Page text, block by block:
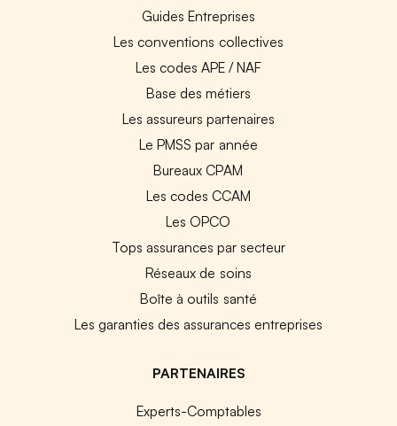
Guides Entreprises
Les conventions collectives
Les codes APE / NAF
Base des métiers
Les assureurs partenaires
Le PMSS par année
Bureaux CPAM
Les codes CCAM
Les OPCO
Tops assurances par secteur
Réseaux de soins
Boîte à outils santé
Les garanties des assurances entreprises
PARTENAIRES
Experts-Comptables